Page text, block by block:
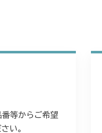
等からご希望
い。